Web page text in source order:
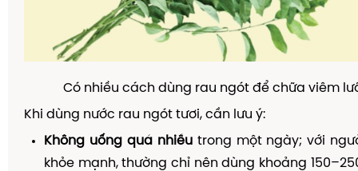
Có nhiều cách dùng rau ngót để chữa viêm
Khi dùng nước rau ngót tươi, cần lưu ý:
Không uống quá nhiềutrong một ngày; với
khỏe mạnh, thường chỉ nên dùng khoảng